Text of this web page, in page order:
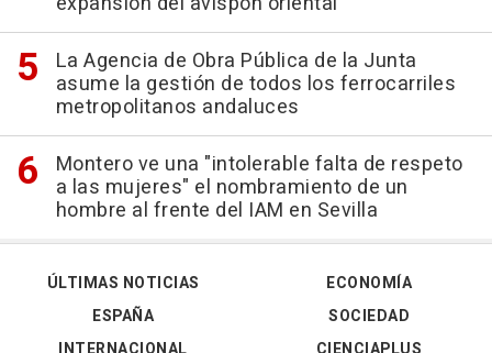
La Agencia de Obra Pública de la Junta
asume la gestión de todos los ferrocarriles
metropolitanos andaluces
Montero ve una "intolerable falta de respeto
a las mujeres" el nombramiento de un
hombre al frente del IAM en Sevilla
ÚLTIMAS NOTICIAS
ESPAÑA
ECONOMÍA
SOCIEDAD